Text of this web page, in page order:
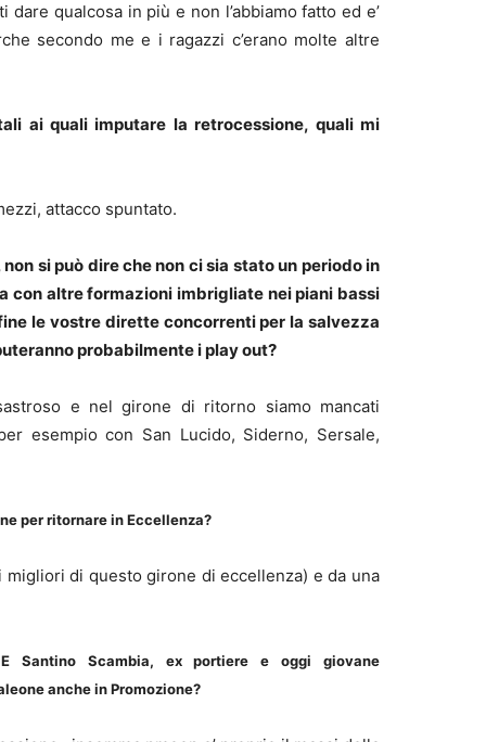
qualcosa in più e non l’abbiamo fatto ed e’
secondo me e i ragazzi c’erano molte altre
ai quali imputare la retrocessione, quali mi
attacco spuntato.
si può dire che non ci sia stato un periodo in
con altre formazioni imbrigliate nei piani bassi
le vostre dirette concorrenti per la salvezza
probabilmente i play out?
e nel girone di ritorno siamo mancati
esempio con San Lucido, Siderno, Sersale,
per ritornare in Eccellenza?
migliori di questo girone di eccellenza) e da una
E Santino Scambia, ex portiere e oggi giovane
anche in Promozione?